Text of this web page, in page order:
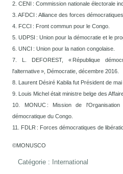
2. CENI : Commission nationale électorale
3. AFDCI : Alliance des forces
4. FCCI : Front commun pour le Congo.
5. UDPSI : Union pour la démocratie et le
6. UNCI : Union pour la nation congolaise.
7. L. DEFOREST, « République
l'alternative », Démocratie, décembre 2016.
8. Laurent Désiré Kabila fut Président de mai
9. Louis Michel était ministre belge des
10. MONUC : Mission de
démocratique du Congo.
11. FDLR : Forces démocratiques de
©MONUSCO
Catégorie : International